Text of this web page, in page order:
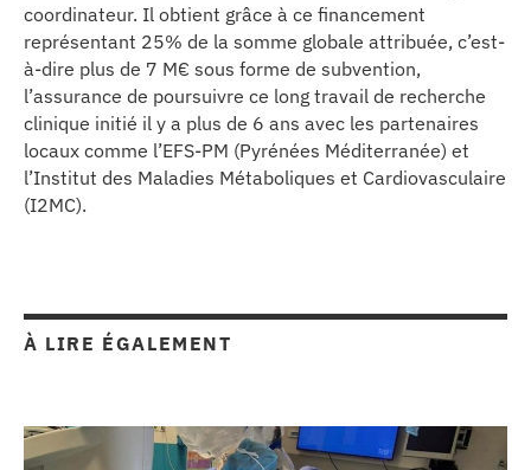
coordinateur. Il obtient grâce à ce financement
représentant 25% de la somme globale attribuée, c’est-
à-dire plus de 7 M€ sous forme de subvention,
l’assurance de poursuivre ce long travail de recherche
clinique initié il y a plus de 6 ans avec les partenaires
locaux comme l’EFS-PM (Pyrénées Méditerranée) et
l’Institut des Maladies Métaboliques et Cardiovasculaire
(I2MC).
À LIRE ÉGALEMENT